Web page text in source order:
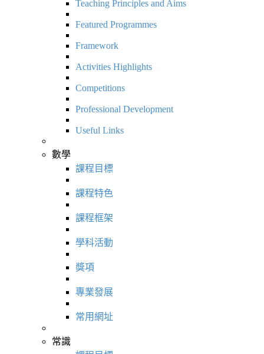
Teaching Principles and Aims
Featured Programmes
Framework
Activities Highlights
Competitions
Professional Development
Useful Links
數學
課程目標
課程特色
課程框架
學科活動
獎項
專業發展
常用網址
常識